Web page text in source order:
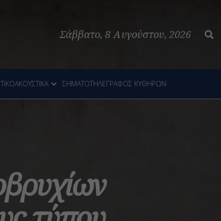
Σάββατο, 8 Αυγούστου, 2026
ΣΗΜΑΤΟΤΗΛΕΓΡΑΦΟΣ ΚΥΘΗΡΩΝ